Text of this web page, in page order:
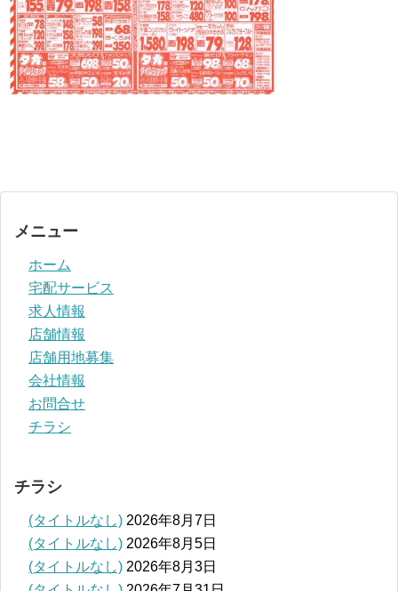
メニュー
ホーム
宅配サービス
求人情報
店舗情報
店舗用地募集
会社情報
お問合せ
チラシ
チラシ
(タイトルなし) 2026年8月7日
(タイトルなし) 2026年8月5日
(タイトルなし) 2026年8月3日